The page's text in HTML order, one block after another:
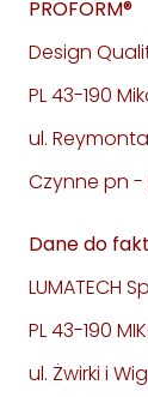
PROFORM®
Design
PL 43-190
ul. Reymonta
Czynne pn -
Dane do
LUMATECH
PL 43-190
ul. Żwirki i